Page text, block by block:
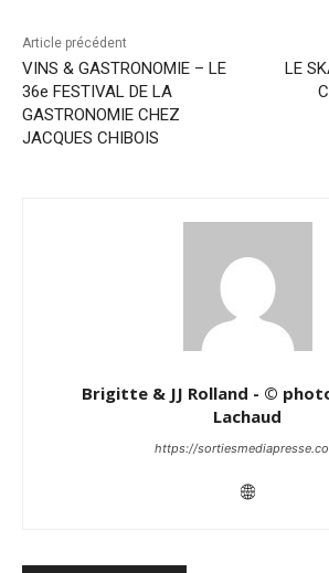
Article précédent
VINS & GASTRONOMIE – LE
36e FESTIVAL DE LA
GASTRONOMIE CHEZ
JACQUES CHIBOIS
LE
Brigitte & JJ Rolland - ©
Lachaud
https://